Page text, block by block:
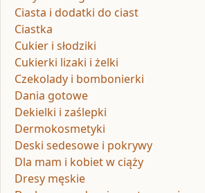
Ciasta i dodatki do ciast
Ciastka
Cukier i słodziki
Cukierki lizaki i żelki
Czekolady i bombonierki
Dania gotowe
Dekielki i zaślepki
Dermokosmetyki
Deski sedesowe i pokrywy
Dla mam i kobiet w ciąży
Dresy męskie